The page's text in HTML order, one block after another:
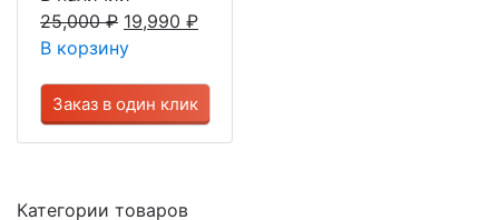
25,000₽ 19,990 ₽
В корзину
Заказ в один клик
Категории товаров